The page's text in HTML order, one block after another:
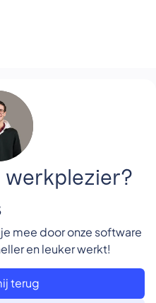
werkplezier?
mee door onze software
en leuker werkt!
terug